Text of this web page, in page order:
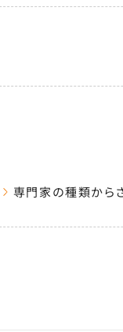
専門家の種類から